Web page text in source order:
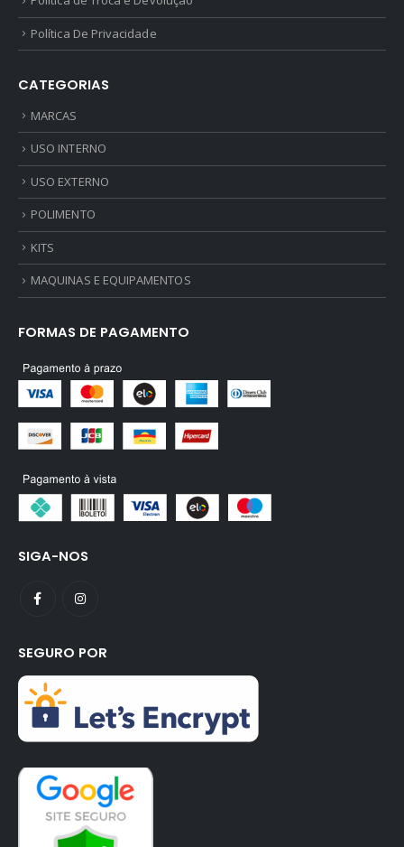
Política De Privacidade
CATEGORIAS
MARCAS
USO INTERNO
USO EXTERNO
POLIMENTO
KITS
MAQUINAS E EQUIPAMENTOS
FORMAS DE PAGAMENTO
SIGA-NOS
SEGURO POR